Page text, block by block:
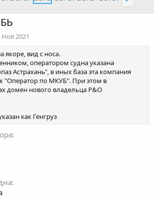
Ноя 2021
якоре, вид с носа.
оператором судна указана
Астрахань", в иных база эта компания
"Оператор по МКУБ". При этом в
домен нового владельца P&O
как Генгруз